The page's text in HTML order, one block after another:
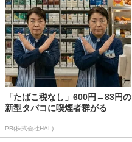
「たばこ税なし」600円→83円の
新型タバコに喫煙者群がる
PR(株式会社HAL)